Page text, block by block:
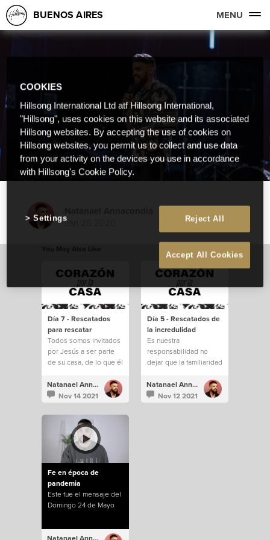
BUENOS AIRES MENU
Jan 26 2020
Día 7 - Rescatados
para rescatar
Todos somos invitados
por Jesús a ser parte
de su casa, de lo que él
Natanael Annacondia
Nov 14 2021
Día 5 - Rescatados de
la incredulidad
Es nuestra
responsabilidad no
dejar que la familiaridad
saquen de todo lo que
Dios tiene para
nosotros.
Natanael Annacondia
Nov 12 2021
Fe en época de
pandemia
Este fue el mensaje del
Domingo 24 de Mayo
Natanael Annacondia
COOKIES
Hillsong International Ltd atf Hillsong International,
"Hillsong", uses cookies on this website and its associated
Hillsong websites. By accepting the use of cookies on
Hillsong websites, you permit us to collect and use data
from your activity on the devices you use in accordance
with Hillsong's Cookie Policy.
Reject All
Accept All Cookies
Settings